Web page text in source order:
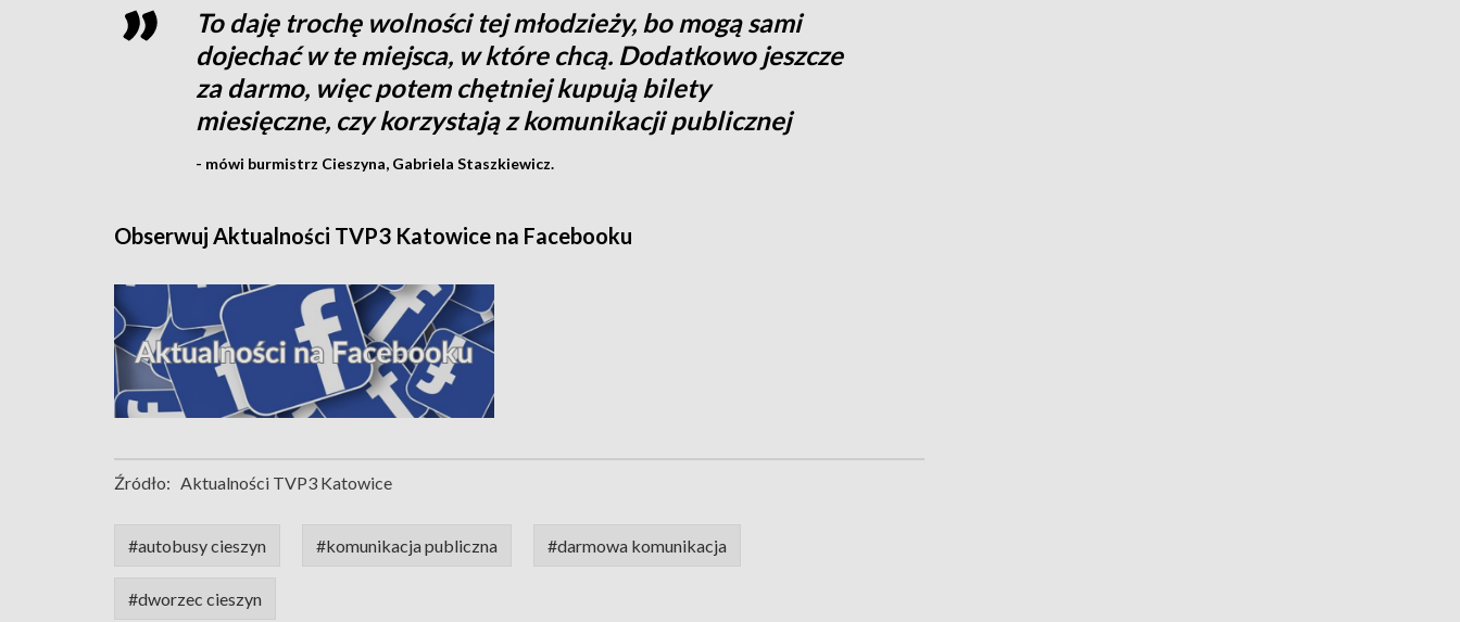
To daję trochę wolności tej młodzieży, bo mogą sami
dojechać w te miejsca, w które chcą. Dodatkowo jeszcze
za darmo, więc potem chętniej kupują bilety
miesięczne, czy korzystają z komunikacji publicznej
- mówi burmistrz Cieszyna, Gabriela Staszkiewicz.
Obserwuj Aktualności TVP3 Katowice na Facebooku
Źródło: Aktualności TVP3 Katowice
#autobusy cieszyn #komunikacja publiczna #darmowa komunikacja
#dworzec cieszyn